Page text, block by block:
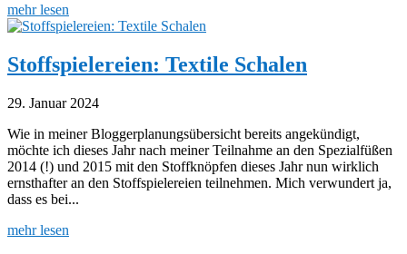
mehr lesen
Stoffspielereien: Textile Schalen
29. Januar 2024
Wie in meiner Bloggerplanungsübersicht bereits angekündigt,
möchte ich dieses Jahr nach meiner Teilnahme an den Spezialfüßen
2014 (!) und 2015 mit den Stoffknöpfen dieses Jahr nun wirklich
ernsthafter an den Stoffspielereien teilnehmen. Mich verwundert ja,
dass es bei...
mehr lesen